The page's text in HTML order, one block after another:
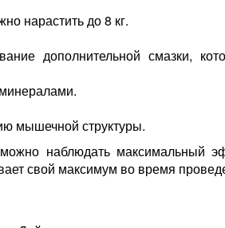
нарастить до 8 кг.
дополнительной смазки,
мышечной структуры.
наблюдать максимальный
свой максимум во время